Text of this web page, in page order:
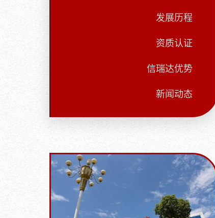
发展历程
资质认证
信瑞达优势
新闻动态